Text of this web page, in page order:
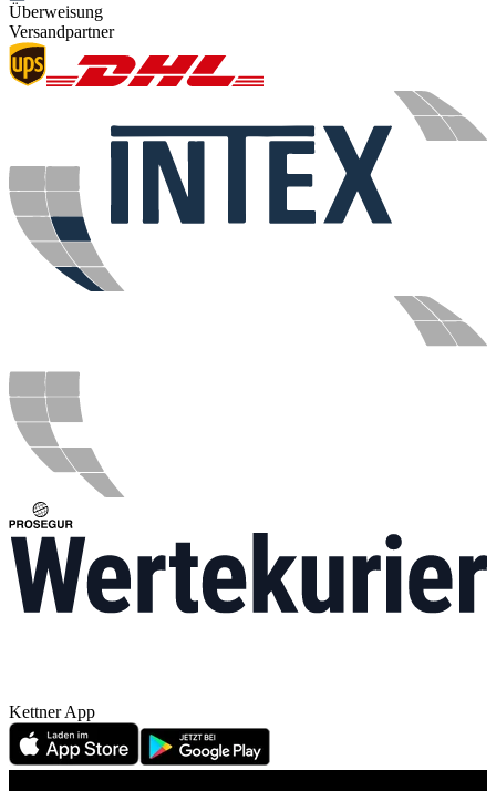
Überweisung
Versandpartner
Kettner App